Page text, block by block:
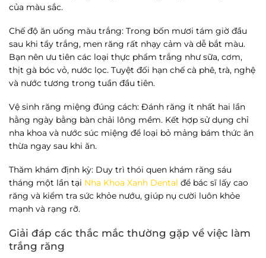
của màu sắc.
Chế độ ăn uống màu trắng: Trong bốn mươi tám giờ đầu
sau khi tẩy trắng, men răng rất nhạy cảm và dễ bắt màu.
Bạn nên ưu tiên các loại thực phẩm trắng như sữa, cơm,
thịt gà bóc vỏ, nước lọc. Tuyệt đối hạn chế cà phê, trà, nghệ
và nước tương trong tuần đầu tiên.
Vệ sinh răng miệng đúng cách: Đánh răng ít nhất hai lần
hằng ngày bằng bàn chải lông mềm. Kết hợp sử dụng chỉ
nha khoa và nước súc miệng để loại bỏ mảng bám thức ăn
thừa ngay sau khi ăn.
Thăm khám định kỳ: Duy trì thói quen khám răng sáu
tháng một lần tại Nha Khoa Xanh Dental để bác sĩ lấy cao
răng và kiểm tra sức khỏe nướu, giúp nụ cười luôn khỏe
mạnh và rạng rỡ.
Giải đáp các thắc mắc thường gặp về việc làm
trắng răng